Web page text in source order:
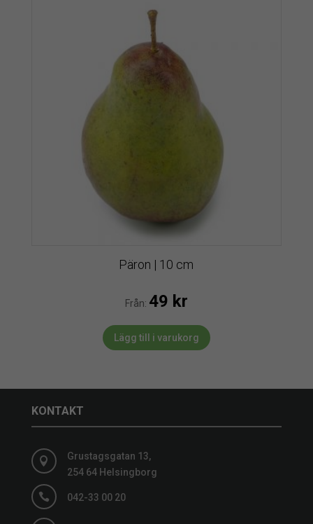
Päron | 10 cm
Från: 49 kr
Lägg till i varukorg
KONTAKT

Grustagsgatan 13,
254 64 Helsingborg
 042-33 00 20